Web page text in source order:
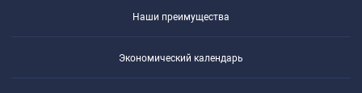
Наши преимущества
Экономический календарь